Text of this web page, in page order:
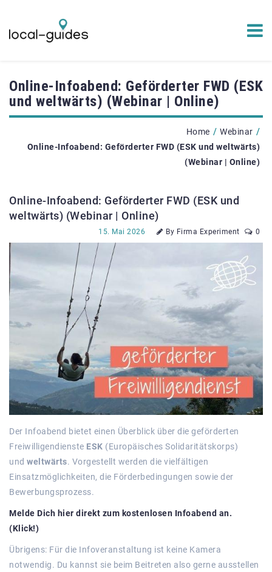
Online-Infoabend: Geförderter FWD (ESK
und weltwärts) (Webinar | Online)
Home / Webinar /
Online-Infoabend: Geförderter FWD (ESK und weltwärts)
(Webinar | Online)
Online-Infoabend: Geförderter FWD (ESK und
weltwärts) (Webinar | Online)
15. Mai 2026 By Firma Experiment 0
Der Infoabend bietet einen Überblick über die geförderten
Freiwilligendienste ESK (Europäisches Solidaritätskorps)
und weltwärts. Vorgestellt werden die vielfältigen
Einsatzmöglichkeiten, die Förderbedingungen sowie der
Bewerbungsprozess.
Melde Dich hier direkt zum kostenlosen Infoabend an.
(Klick!)
Übrigens: Für die Infoveranstaltung ist keine Kamera
notwendig. Du kannst sie beim Beitreten also gerne ausstellen